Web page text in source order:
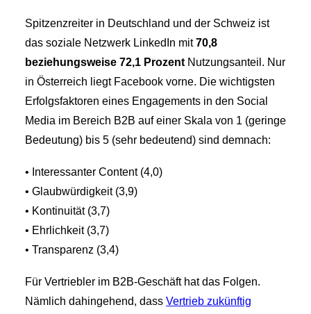
Spitzenzreiter in Deutschland und der Schweiz ist
das soziale Netzwerk LinkedIn mit70,8
beziehungsweise 72,1 Prozent Nutzungsanteil. Nur
in Österreich liegt Facebook vorne. Die wichtigsten
Erfolgsfaktoren eines Engagements in den Social
Media im Bereich B2B auf einer Skala von 1 (geringe
Bedeutung) bis 5 (sehr bedeutend) sind demnach:
• Interessanter Content (4,0)
• Glaubwürdigkeit (3,9)
• Kontinuität (3,7)
• Ehrlichkeit (3,7)
• Transparenz (3,4)
Für Vertriebler im B2B-Geschäft hat das Folgen.
Nämlich dahingehend, dass Vertrieb zukünftig